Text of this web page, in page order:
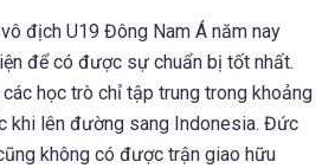
địch U19 Đông Nam Á năm nay
để có được sự chuẩn bị tốt nhất.
học trò chỉ tập trung trong khoảng
khi lên đường sang Indonesia. Đức
không có được trận giao hữu